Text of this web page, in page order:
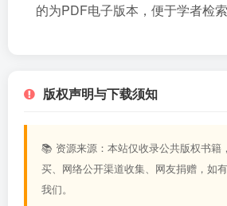
的为PDF电子版本，便于学者检索
版权声明与下载须知
📚 资源来源：本站仅收录公共版权书籍
买、网络公开渠道收集、网友捐赠，如
我们。